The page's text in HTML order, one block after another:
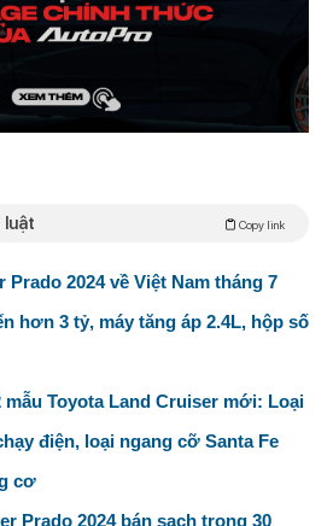
luật Copy link
Prado 2024 về Việt Nam tháng 7
hơn 3 tỷ, máy tăng áp 2.4L, hộp số
mẫu Toyota Land Cruiser mới: Loại
điện, loại ngang cỡ Santa Fe
cơ
Prado 2024 bán sạch trong 30